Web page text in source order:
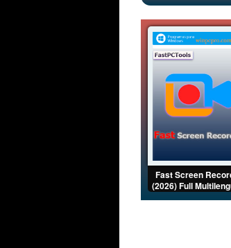
Fast Screen
(2026) Full